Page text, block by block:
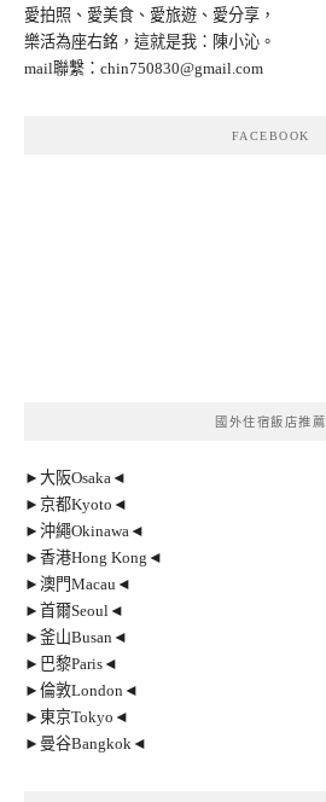
愛拍照、愛美食、愛旅遊、愛分享，
樂活為座右銘，這就是我：陳小沁。
mail聯繫： chin750830@gmail.com
FACEBOOK
國外住宿飯店推薦
►大阪Osaka◄
►京都Kyoto◄
►沖繩Okinawa◄
►香港Hong Kong◄
►澳門Macau◄
►首爾Seoul◄
►釜山Busan◄
►巴黎Paris◄
►倫敦London◄
►東京Tokyo◄
►曼谷Bangkok◄